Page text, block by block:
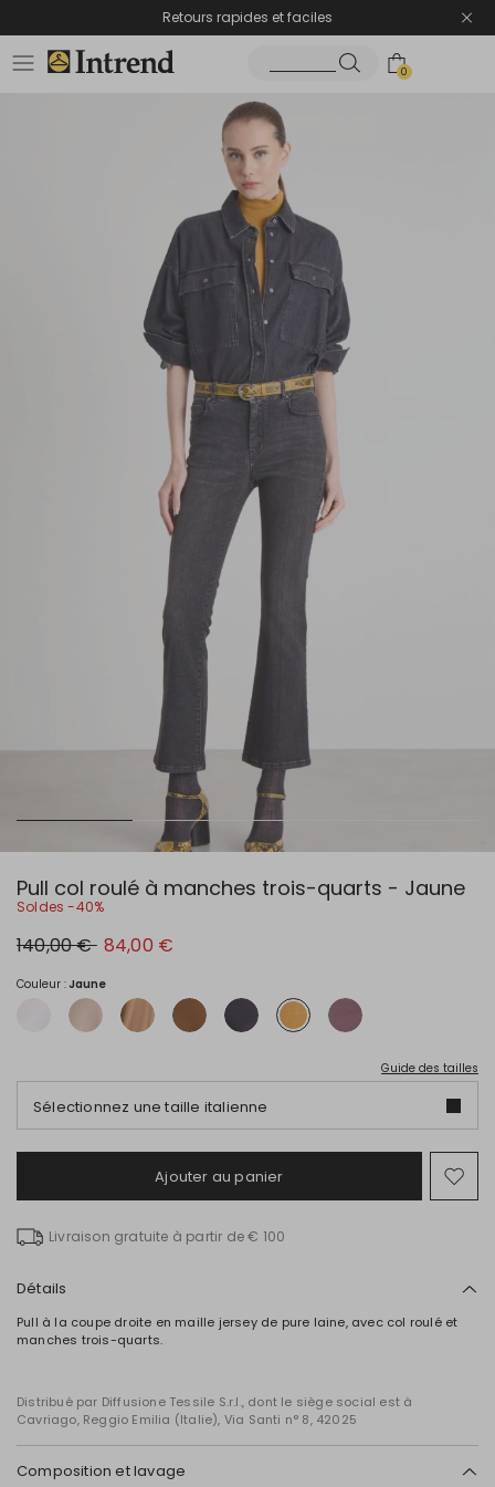
Retours rapides et faciles
0
Pull col roulé à manches trois-quarts - Jaune
Soldes -40%
Prix
original
€
140,00 € Nouveau
prix
€
84,00 €
Couleur : Jaune
Guide des tailles
Sélectionnez une taille italienne
Ajouter au panier
Livraison gratuite à partir de € 100
Détails
Pull à la coupe droite en maille jersey de pure laine, avec col roulé et
manches trois-quarts.
Distribué par Diffusione Tessile S.r.l., dont le siège social est à
Cavriago, Reggio Emilia (Italie), Via Santi n° 8, 42025
Composition et lavage